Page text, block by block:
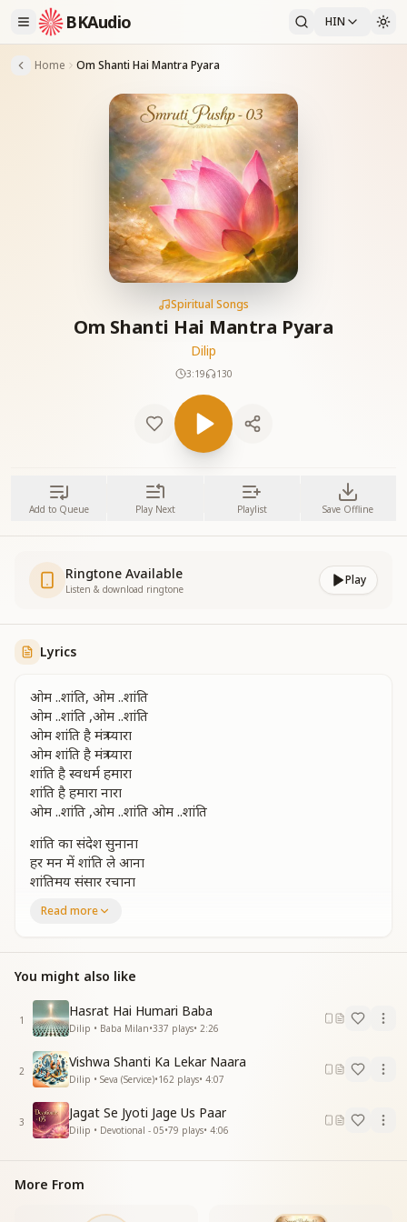
BKAudio HIN
Home Om Shanti Hai Mantra Pyara
Spiritual Songs
Om Shanti Hai Mantra Pyara
Dilip
3:19 130
Add to Queue Play Next Playlist Save Offline
Ringtone Available
Listen & download ringtone
Play
Lyrics
ओम ..शांति, ओम ..शांति
ओम ..शांति ,ओम ..शांति
ओम शांति है मंत्र प्यारा
ओम शांति है मंत्र प्यारा
शांति है स्वधर्म हमारा
शांति है हमारा नारा
ओम ..शांति ,ओम ..शांति ओम ..शांति
शांति का संदेश सुनाना
हर मन में शांति ले आना
शांतिमय संसार रचाना
ओम ..शांति ,ओम ..शांति, ओम ..शांति
शांति धाम के हम रहवासी
शांति को हर आत्मा चाहती
शांति कर्म को शुभ बनाती
शांति हर धर्म का सहारा
ओम ..शांति ,ओम.. शांति ,ओम ..शांति
ओम शांति है मंत्र प्यारा
ओम शांति है मंत्र प्यारा
ओम ..शांति ,ओम .. शांति,
ओम ..शांति ,ओम ..शांति,
ओम ..शांत
Read more
You might also like
1
Hasrat Hai Humari Baba
Dilip • Baba Milan•337 plays• 2:26
2
Vishwa Shanti Ka Lekar Naara
Dilip • Seva (Service)•162 plays• 4:07
3
Jagat Se Jyoti Jage Us Paar
Dilip • Devotional - 05•79 plays• 4:06
More From